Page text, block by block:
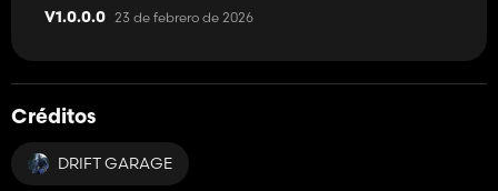
V1.0.0.0 23 de febrero de 2026
Créditos
DRIFT GARAGE